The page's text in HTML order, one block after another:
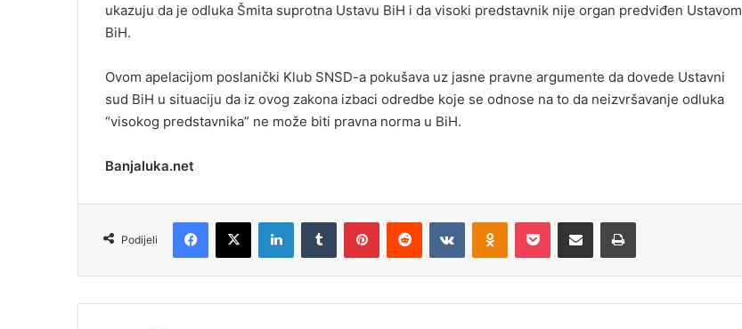
ukazuju da je odluka Šmita suprotna Ustavu BiH i da visoki predstavnik nije organ predviđen Ustavom
BiH.
Ovom apelacijom poslanički Klub SNSD-a pokušava uz jasne pravne argumente da dovede Ustavni
sud BiH u situaciju da iz ovog zakona izbaci odredbe koje se odnose na to da neizvršavanje odluka
“visokog predstavnika” ne može biti pravna norma u BiH.
Banjaluka.net
Podijeli